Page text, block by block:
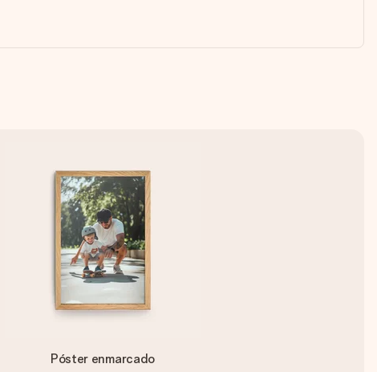
Póster enmarcado